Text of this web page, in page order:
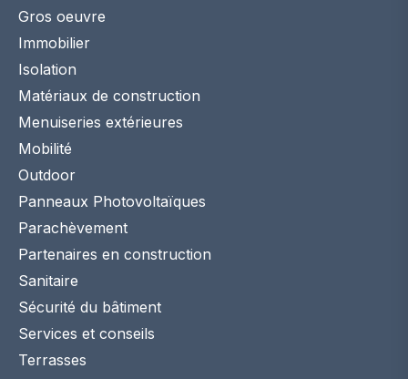
Gros oeuvre
Immobilier
Isolation
Matériaux de construction
Menuiseries extérieures
Mobilité
Outdoor
Panneaux Photovoltaïques
Parachèvement
Partenaires en construction
Sanitaire
Sécurité du bâtiment
Services et conseils
Terrasses